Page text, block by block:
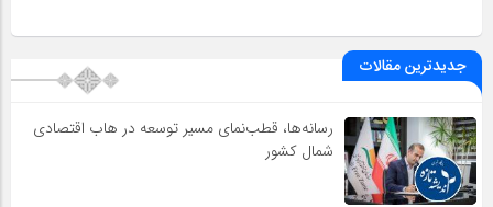
جدیدترین مقالات
رسانه‌ها، قطب‌نمای مسیر توسعه در هاب اقتصادی
شمال كشور